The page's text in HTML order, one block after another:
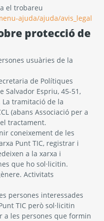
el trobareu
ajuda/ajuda/avis_legal
protecció de
usuàries de la
de Polítiques
Salvador Espriu, 45-51,
La tramitació de la
(abans Associació per a
tractament.
coneixement de les
Punt TIC, registrar i
a la xarxa i
que ho sol·licitin.
Activitats
persones interessades
TIC però sol·licitin
les persones que formin